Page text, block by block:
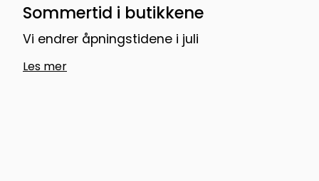
Sommertid i butikkene
Vi endrer åpningstidene i juli
Les mer